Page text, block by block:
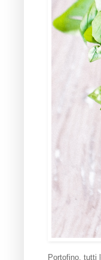
Portofino, tutti